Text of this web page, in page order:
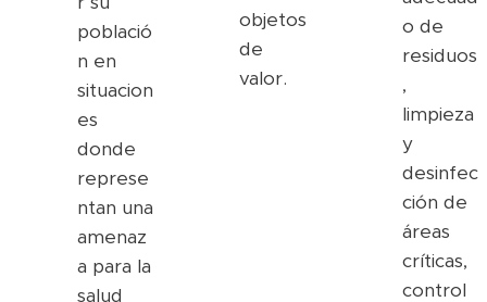
població
n en
situacion
es
donde
represe
ntan una
amenaz
a para la
salud
objetos
de
valor.
o de
residuos
,
limpieza
y
desinfec
ción de
áreas
críticas,
control